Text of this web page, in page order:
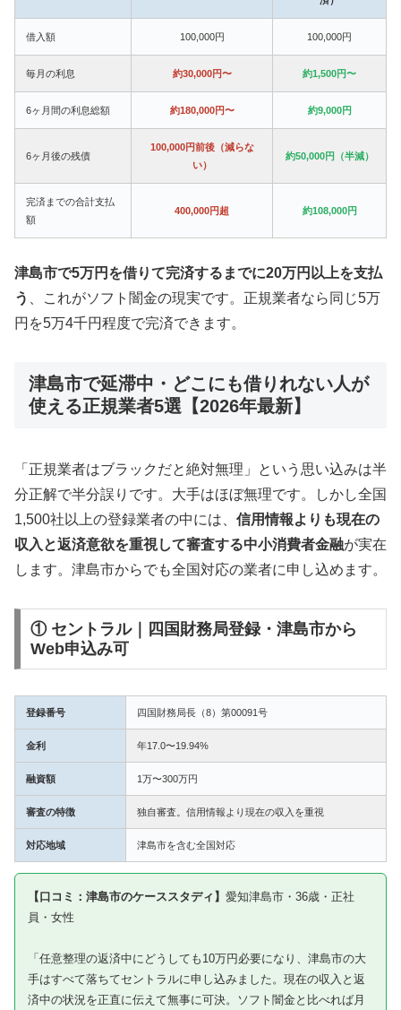
借入額 100,000円 100,000円
毎月の利息 約30,000円〜 約1,500円〜
6ヶ月間の利息総額 約180,000円〜 約9,000円
6ヶ月後の残債
100,000円前後（減らな
い）
約50,000円（半減）
完済までの合計支払
額
400,000円超 約108,000円
津島市で5万円を借りて完済するまでに20万円以上を支払
う
、これがソフト闇金の現実です。正規業者なら同じ5万
円を5万4千円程度で完済できます。
津島市で延滞中・どこにも借りれない人が
使える正規業者5選【2026年最新】
「正規業者はブラックだと絶対無理」という思い込みは半
分正解で半分誤りです。大手はほぼ無理です。しかし全国
1,500社以上の登録業者の中には、 信用情報よりも現在の
収入と返済意欲を重視して審査する中小消費者金融が実在
します。津島市からでも全国対応の業者に申し込めます。
① セントラル｜四国財務局登録・津島市から
Web申込み可
登録番号 四国財務局長（8）第00091号
金利 年17.0〜19.94%
融資額 1万〜300万円
審査の特徴 独自審査。信用情報より現在の収入を重視
対応地域 津島市を含む全国対応
【口コミ：津島市のケーススタディ】 愛知津島市・36歳・正社
員・女性
「任意整理の返済中にどうしても10万円必要になり、津島市の大
手はすべて落ちてセントラルに申し込みました。現在の収入と返
済中の状況を正直に伝えて無事に可決。ソフト闇金と比べれば月